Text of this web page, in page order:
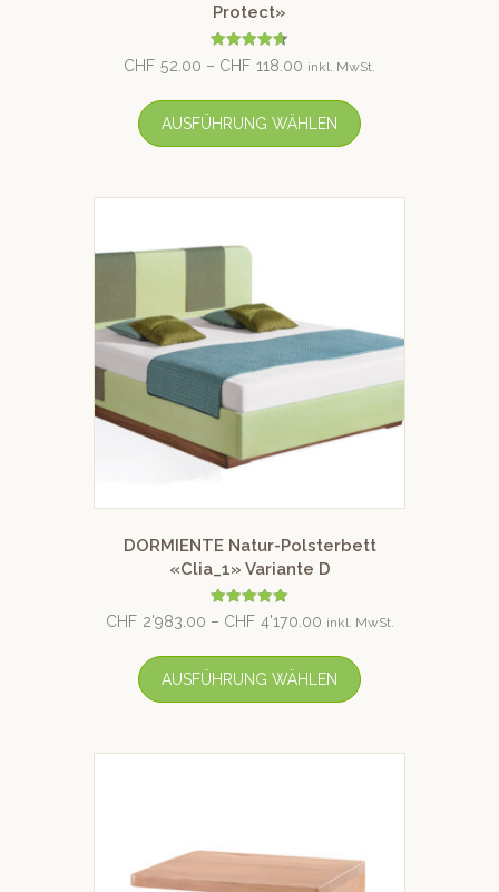
Protect»
Bewertet
mit
von 5
CHF 52.00 – CHF 118.00 inkl. MwSt.
AUSFÜHRUNG WÄHLEN
DORMIENTE Natur-Polsterbett
«Clia_1» Variante D
Bewertet mit
5.00
CHF 2'983.00 – CHF 4'170.00 inkl. MwSt.
AUSFÜHRUNG WÄHLEN